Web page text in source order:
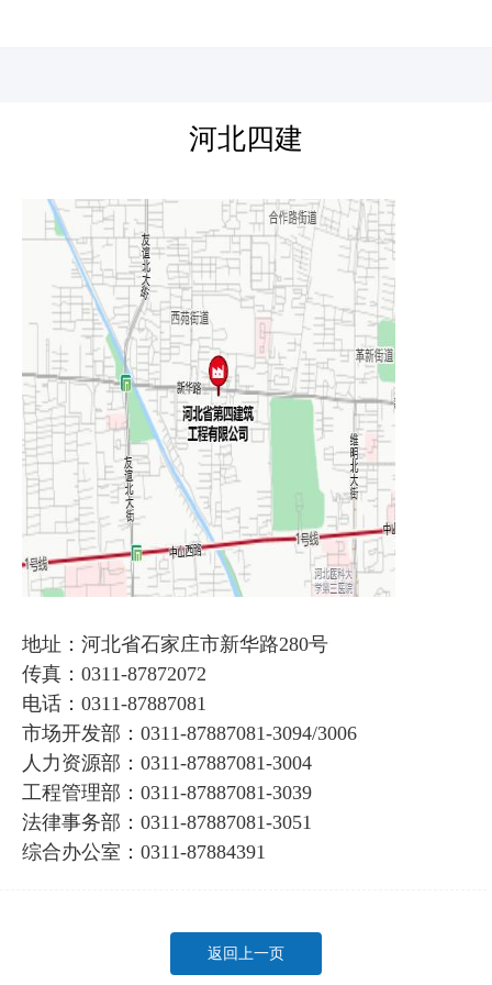
河北四建
地址：河北省石家庄市新华路280号
传真：0311-87872072
电话：0311-87887081
市场开发部：0311-87887081-3094/3006
人力资源部：0311-87887081-3004
工程管理部：0311-87887081-3039
法律事务部：0311-87887081-3051
综合办公室：0311-87884391
返回上一页